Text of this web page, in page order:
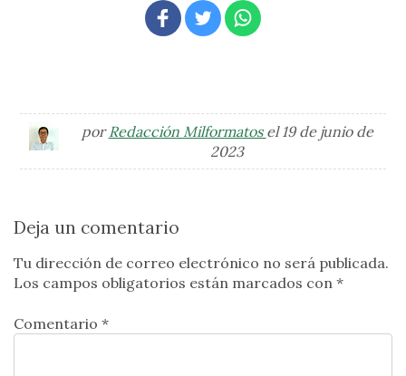
porRedacción Milformatos el 19 de junio de
2023
Deja un comentario
Tu dirección de correo electrónico no será publicada.
Los campos obligatorios están marcados con *
Comentario *